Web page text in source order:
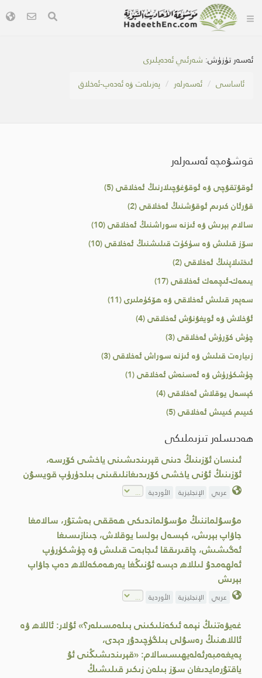
ئەسەر تۈزۈش: شەرئىي ئەدەپلىرى
ئاساسى
ئەسەرلەر پەزىلەت ۋە ئەدەپ-ئەخلاق
قوشۇمچە ئەسەرلەر
ئوقۇتقۇچى ۋە ئوقۇغۇچىلارنىڭ ئەخلاقى (5)
قۇرئان كىرىم ئوقۇشنىڭ ئەخلاقى (2)
سالام بېرىش ۋە ئىزنە سوراشنىڭ ئەخلاقى (10)
سۆز قىلىش ۋە سۈكۈت قىلىشنىڭ ئەخلاقى (10)
ئىختىلاپنىڭ ئەخلاقى (2)
يىمەك-ئىچمەك ئەخلاقى (17)
سەپەر قىلىش ئەخلاقى ۋە ھۆكۈملىرى (11)
ئۇخلاش ۋە ئويغۇنۇش ئەخلاقى (4)
چۈش كۆرۈش ئەخلاقى (3)
زىيارەت قىلىش ۋە ئىزنە سوراش ئەخلاقى (3)
چۈشكۈرۈش ۋە ئەسنەش ئەخلاقى (1)
كېسەل يوقلاش ئەخلاقى (4)
كىيىم كىيىش ئەخلاقى (5)
ھەدىسلەر تىزىملىكى
ئىنسان ئۆزىنىڭ دىنى قېرىندىشىنى ياخشى كۆرسە،
ئۆزىنىڭ ئۇنى ياخشى كۆرىدىغانلىقىنى بىلدۈرۈپ قويسۇن
عربي الإنجليزية الأوردية
مۇسۇلماننىڭ مۇسۇلماندىكى ھەققى بەشتۇر، سالامغا
جاۋاپ بېرىش، كېسەل بولسا يوقلاش، جىنازىسىغا
ئەگىشىش، چاقىرىققا ئىجابەت قىلىش ۋە چۈشكۈرۈپ
ئەلھەمدۇ لىللاھ دېسە ئۇنىڭغا يەرھەمكەللاھ دەپ جاۋاپ
بېرىش
عربي الإنجليزية الأوردية
غەيۋەتنىڭ نېمە ئىكەنلىكىنى بىلەمسىلەر؟» ئۇلار: ئاللاھ ۋە
ئاللاھنىڭ رەسۇلى بىلگۈچىدۇر دېدى،
پەيغەمبەرئەلەيھىسسالام: «قېرىندىشىڭنى ئۇ
ياقتۇرمايدىغان سۆز بىلەن زىكىر قىلىشىڭ